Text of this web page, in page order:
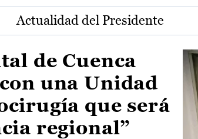
Actualidad del Presidente
de Cuenca
una Unidad
que será
regional”